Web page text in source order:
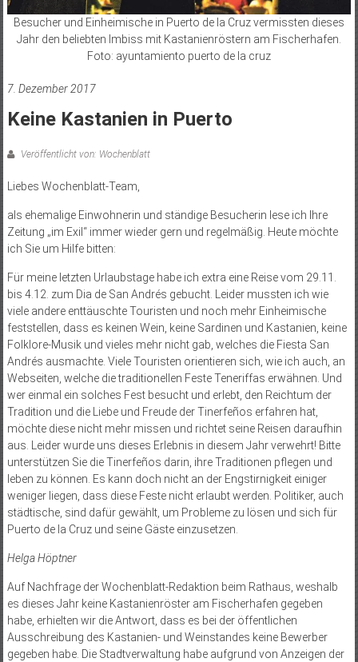
Besucher und Einheimische in Puerto de la Cruz vermissten dieses
Jahr den beliebten Imbiss mit Kastanienröstern am Fischerhafen.
Foto: ayuntamiento puerto de la cruz
7. Dezember 2017
Keine Kastanien in Puerto
Veröffentlicht von: Wochenblatt
Liebes Wochenblatt-Team,
als ehemalige Einwohnerin und ständige Besucherin lese ich Ihre
Zeitung „im Exil“ immer wieder gern und regelmäßig. Heute möchte
ich Sie um Hilfe bitten:
Für meine letzten Urlaubstage habe ich extra eine Reise vom 29.11.
bis 4.12. zum Dia de San Andrés gebucht. Leider mussten ich wie
viele andere enttäuschte Touristen und noch mehr Einheimische
feststellen, dass es keinen Wein, keine Sardinen und Kastanien, keine
Folklore-Musik und vieles mehr nicht gab, welches die Fiesta San
Andrés ausmachte. Viele Touristen orientieren sich, wie ich auch, an
Webseiten, welche die traditionellen Feste Teneriffas erwähnen. Und
wer einmal ein solches Fest besucht und erlebt, den Reichtum der
Tradition und die Liebe und Freude der Tinerfeños erfahren hat,
möchte diese nicht mehr missen und richtet seine Reisen daraufhin
aus. Leider wurde uns dieses Erlebnis in diesem Jahr verwehrt! Bitte
unterstützen Sie die Tinerfeños darin, ihre Traditionen pflegen und
leben zu können. Es kann doch nicht an der Engstirnigkeit einiger
weniger liegen, dass diese Feste nicht erlaubt werden. Politiker, auch
städtische, sind dafür gewählt, um Probleme zu lösen und sich für
Puerto de la Cruz und seine Gäste einzusetzen.
Helga Höptner
Auf Nachfrage der Wochenblatt-Redaktion beim Rathaus, weshalb
es dieses Jahr keine Kastanienröster am Fischerhafen gegeben
habe, erhielten wir die Antwort, dass es bei der öffentlichen
Ausschreibung des Kastanien- und Weinstandes keine Bewerber
gegeben habe. Die Stadtverwaltung habe aufgrund von Anzeigen der